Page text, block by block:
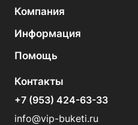
Компания
Информация
Помощь
Контакты
+7 (953) 424-63-33
info@vip-buketi.ru